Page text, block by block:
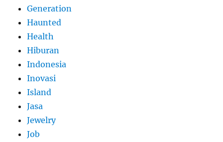
Generation
Haunted
Health
Hiburan
Indonesia
Inovasi
Island
Jasa
Jewelry
Job